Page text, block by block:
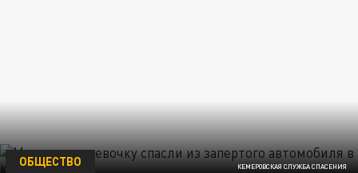
КЕМЕРОВСКАЯ СЛУЖБА СПАСЕНИЯ
ОБЩЕСТВО